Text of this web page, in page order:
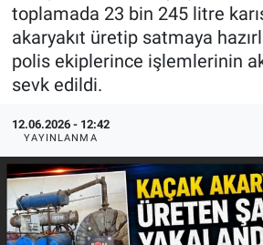
toplamada 23 bin 245 litre
akaryakıt üretip satmaya
polis ekiplerince işlemlerinin
sevk edildi.
12.06.2026 - 12:42
YAYINLANMA
Sağlık
Alış-Veriş/İş dünyası
Ekonomi
Kültür Sanat
Politika
Bilecik
Kütahya
Haber Arşivi